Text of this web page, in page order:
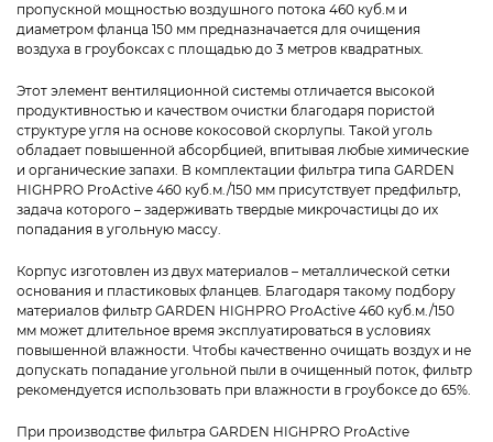
пропускной мощностью воздушного потока 460 куб.м и
диаметром фланца 150 мм предназначается для очищения
воздуха в гроубоксах с площадью до 3 метров квадратных.
Этот элемент вентиляционной системы отличается высокой
продуктивностью и качеством очистки благодаря пористой
структуре угля на основе кокосовой скорлупы. Такой уголь
обладает повышенной абсорбцией, впитывая любые химические
и органические запахи. В комплектации фильтра типа GARDEN
HIGHPRO ProActive 460 куб.м./150 мм присутствует предфильтр,
задача которого – задерживать твердые микрочастицы до их
попадания в угольную массу.
Корпус изготовлен из двух материалов – металлической сетки
основания и пластиковых фланцев. Благодаря такому подбору
материалов фильтр GARDEN HIGHPRO ProActive 460 куб.м./150
мм может длительное время эксплуатироваться в условиях
повышенной влажности. Чтобы качественно очищать воздух и не
допускать попадание угольной пыли в очищенный поток, фильтр
рекомендуется использовать при влажности в гроубоксе до 65%.
При производстве фильтра GARDEN HIGHPRO ProActive